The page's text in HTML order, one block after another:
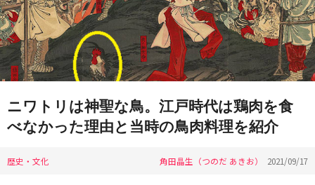
ニワトリは神聖な鳥。江戸時代は鶏肉を食
べなかった理由と当時の鳥肉料理を紹介
歴史・文化 角田晶生（つのだ あきお） 2021/09/17